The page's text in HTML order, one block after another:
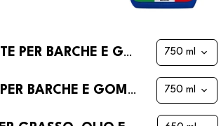
LUSTRAYACHT DI FRA-BER PROTETTIVO E RAVVIVANTE PER BARCHE E GOMMONI
REEF DI FRA-BER DISINCROSTANTE E ANTICALCARE PER BARCHE E GOMMONI